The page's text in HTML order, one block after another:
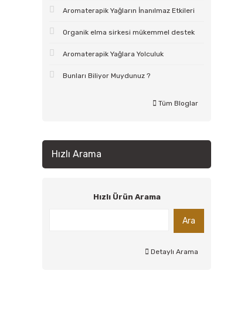
Aromaterapik Yağların İnanılmaz Etkileri
Organik elma sirkesi mükemmel destek
Aromaterapik Yağlara Yolculuk
Bunları Biliyor Muydunuz ?
Tüm Bloglar
Hızlı Arama
Hızlı Ürün Arama
Ara
Detaylı Arama